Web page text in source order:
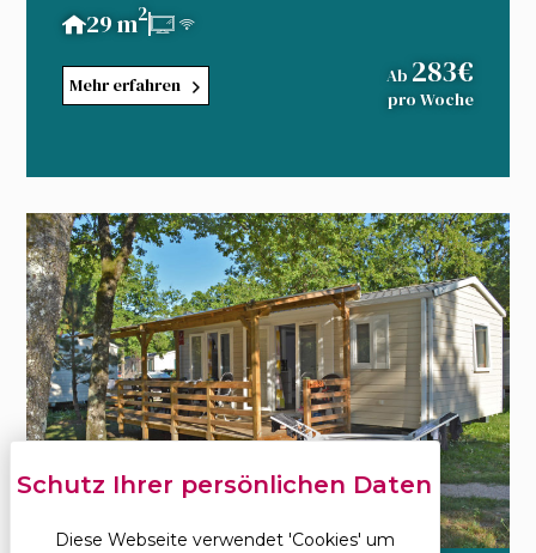
29 m2
Mehr erfahren Ab 283€
pro Woche
Diese Webseite verwendet 'Cookies' um